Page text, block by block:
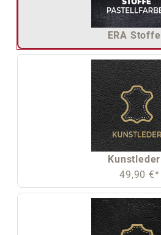
ERA Stoffe
Kunstleder
49,90 €*